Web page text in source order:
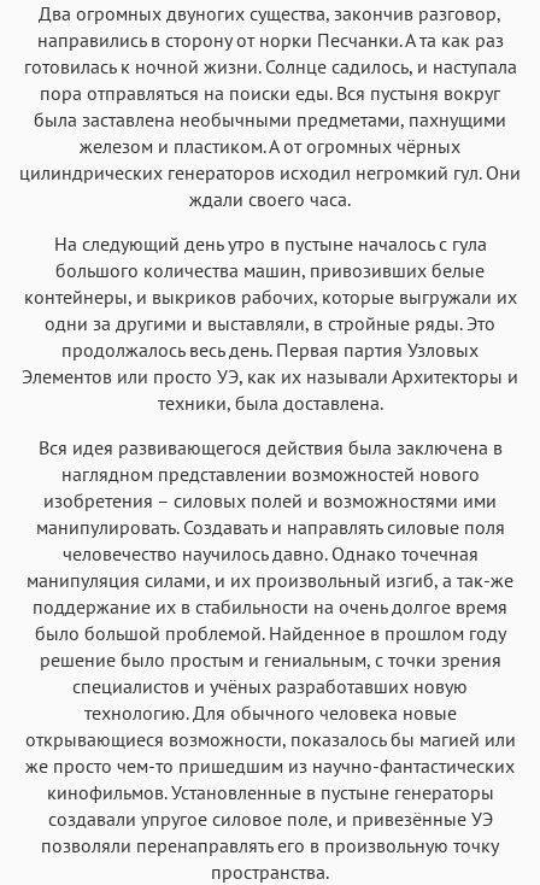
Два огромных двуногих существа, закончив разговор,
направились в сторону от норки Песчанки. А та как раз
готовилась к ночной жизни. Солнце садилось, и наступала
пора отправляться на поиски еды. Вся пустыня вокруг
была заставлена необычными предметами, пахнущими
железом и пластиком. А от огромных чёрных
цилиндрических генераторов исходил негромкий гул. Они
ждали своего часа.
На следующий день утро в пустыне началось с гула
большого количества машин, привозивших белые
контейнеры, и выкриков рабочих, которые выгружали их
одни за другими и выставляли, в стройные ряды. Это
продолжалось весь день. Первая партия Узловых
Элементов или просто УЭ, как их называли Архитекторы и
техники, была доставлена.
Вся идея развивающегося действия была заключена в
наглядном представлении возможностей нового
изобретения – силовых полей и возможностями ими
манипулировать. Создавать и направлять силовые поля
человечество научилось давно. Однако точечная
манипуляция силами, и их произвольный изгиб, а так-же
поддержание их в стабильности на очень долгое время
было большой проблемой. Найденное в прошлом году
решение было простым и гениальным, с точки зрения
специалистов и учёных разработавших новую
технологию. Для обычного человека новые
открывающиеся возможности, показалось бы магией или
же просто чем-то пришедшим из научно-фантастических
кинофильмов. Установленные в пустыне генераторы
создавали упругое силовое поле, и привезённые УЭ
позволяли перенаправлять его в произвольную точку
пространства.